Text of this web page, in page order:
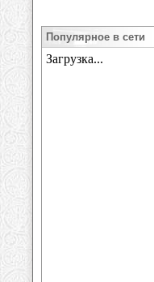
Популярное в сети